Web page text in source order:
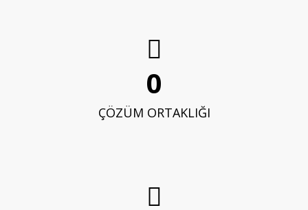
0
ÇÖZÜM ORTAKLIĞI